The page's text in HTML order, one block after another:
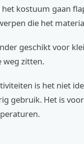
kostuum gaan
die het
geschikt voor
weg zitten.
is het niet
gebruik. Het is